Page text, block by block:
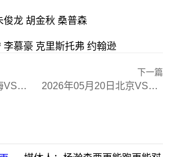
俊龙 胡金秋 桑普森
慕豪 克里斯托弗 约翰逊
回放
下一篇
2026年05月20日北京VS上海全场比赛录像回放